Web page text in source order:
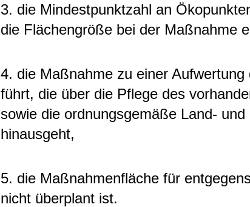
3. die Mindestpunktzahl an
die Flächengröße bei der Maßnahme
4. die Maßnahme zu einer
führt, die über die Pflege des
sowie die ordnungsgemäße Land-
hinausgeht,
5. die Maßnahmenfläche für
nicht überplant ist.